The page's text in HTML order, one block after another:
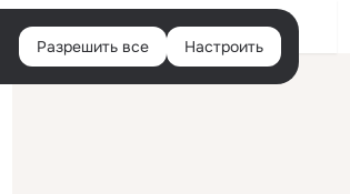
Войти
Разрешить все Настроить